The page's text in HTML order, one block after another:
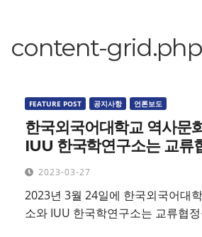
content-grid.php
FEATURE POST 공지사항 언론보도
한국외국어대학교 역사문
IUU 한국학연구소는 교류
2023-03-27
2023년 3월 24일에 한국외국어대
소와 IUU 한국학연구소는 교류협